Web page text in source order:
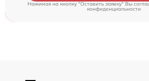
Нажимая на кнопку "Оставить заявку" Вы
конфиденциальности